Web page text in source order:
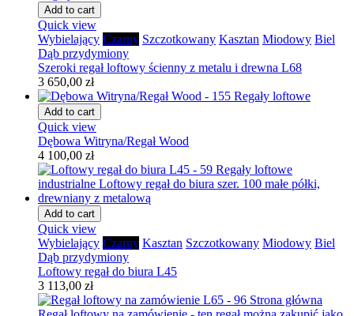
Add to cart
Quick view
Wybielający Czarny Szczotkowany Kasztan Miodowy Biel
Dąb przydymiony
Szeroki regał loftowy ścienny z metalu i drewna L68
3 650,00 zł
Add to cart
Quick view
Dębowa Witryna/Regał Wood
4 100,00 zł
Add to cart
Quick view
Wybielający Czarny Kasztan Szczotkowany Miodowy Biel
Dąb przydymiony
Loftowy regał do biura L45
3 113,00 zł